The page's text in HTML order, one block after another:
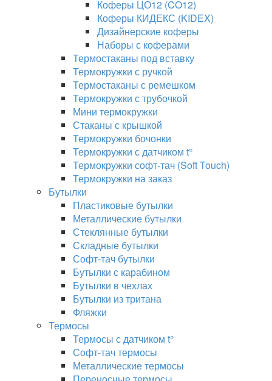
Коферы ЦО12 (CO12)
Коферы КИДЕКС (KIDEX)
Дизайнерские коферы
Наборы с коферами
Термостаканы под вставку
Термокружки с ручкой
Термостаканы с ремешком
Термокружки с трубочкой
Мини термокружки
Стаканы с крышкой
Термокружки бочонки
Термокружки с датчиком t°
Термокружки софт-тач (Soft Touch)
Термокружки на заказ
Бутылки
Пластиковые бутылки
Металлические бутылки
Стеклянные бутылки
Складные бутылки
Софт-тач бутылки
Бутылки с карабином
Бутылки в чехлах
Бутылки из тритана
Фляжки
Термосы
Термосы с датчиком t°
Софт-тач термосы
Металлические термосы